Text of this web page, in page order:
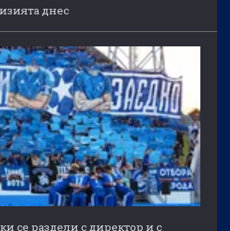
днес
се раздели с директор и с